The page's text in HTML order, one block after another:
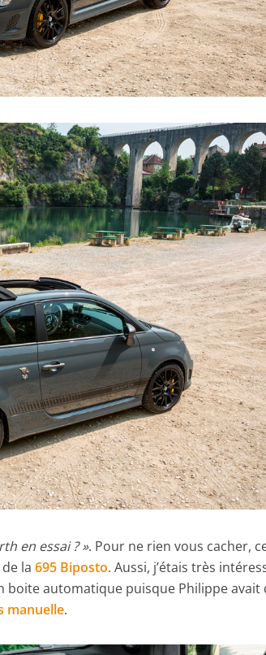
en essai ? ». Pour ne rien vous cacher,
de la695 Biposto. Aussi, j’étais très
automatique puisque Philippe avait
manuelle.